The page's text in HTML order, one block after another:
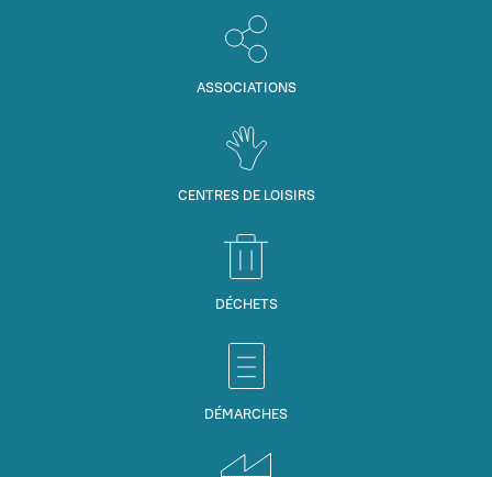
ASSOCIATIONS
CENTRES DE LOISIRS
DÉCHETS
DÉMARCHES